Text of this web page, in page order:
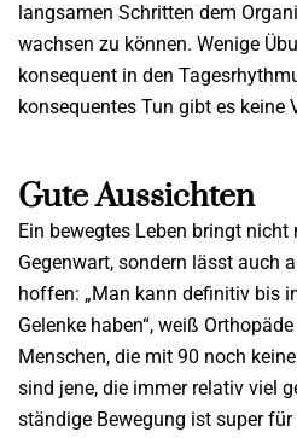
langsamen Schritten dem
wachsen zu können. Wenige
konsequent in den
konsequentes Tun gibt es keine
Gute Aussichten
Ein bewegtes Leben bringt
Gegenwart, sondern lässt auch
hoffen: „Man kann definitiv bis
Gelenke haben“, weiß
Menschen, die mit 90 noch
sind jene, die immer relativ viel
ständige Bewegung ist super für